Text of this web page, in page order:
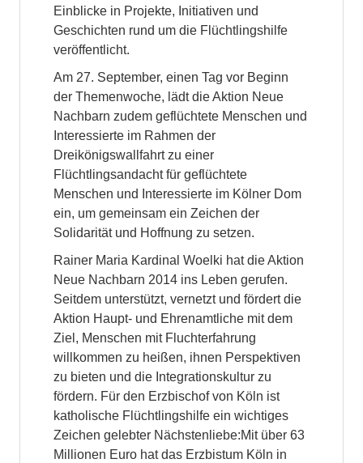
Einblicke in Projekte, Initiativen und
Geschichten rund um die Flüchtlingshilfe
veröffentlicht.
Am 27. September, einen Tag vor Beginn
der Themenwoche, lädt die Aktion Neue
Nachbarn zudem geflüchtete Menschen und
Interessierte im Rahmen der
Dreikönigswallfahrt zu einer
Flüchtlingsandacht für geflüchtete
Menschen und Interessierte im Kölner Dom
ein, um gemeinsam ein Zeichen der
Solidarität und Hoffnung zu setzen.
Rainer Maria Kardinal Woelki hat die Aktion
Neue Nachbarn 2014 ins Leben gerufen.
Seitdem unterstützt, vernetzt und fördert die
Aktion Haupt- und Ehrenamtliche mit dem
Ziel, Menschen mit Fluchterfahrung
willkommen zu heißen, ihnen Perspektiven
zu bieten und die Integrationskultur zu
fördern. Für den Erzbischof von Köln ist
katholische Flüchtlingshilfe ein wichtiges
Zeichen gelebter Nächstenliebe:Mit über 63
Millionen Euro hat das Erzbistum Köln in